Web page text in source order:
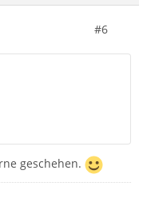
#6
geschehen.